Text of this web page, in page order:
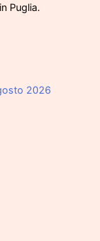
Puglia.
2026